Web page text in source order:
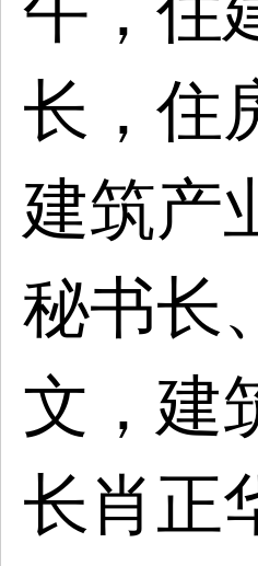
长，住
建筑产
秘书长
文，建
长肖正